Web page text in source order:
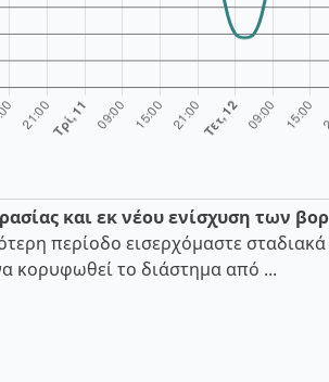
και εκ νέου ενίσχυση των
περίοδο εισερχόμαστε
κορυφωθεί το διάστημα από ...